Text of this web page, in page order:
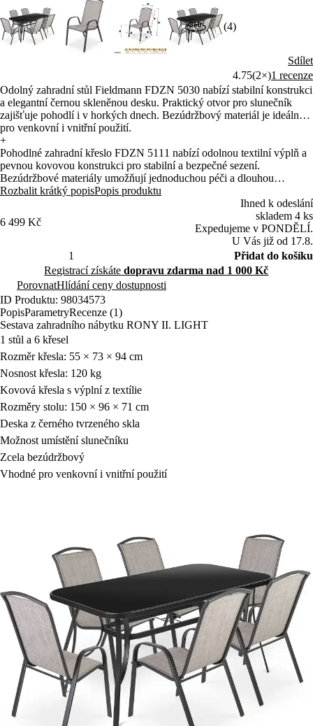
(4)
Sdílet
4.75(2×)1 recenze
Odolný zahradní stůl Fieldmann FDZN 5030 nabízí stabilní konstrukci
a elegantní černou skleněnou desku. Praktický otvor pro slunečník
zajišťuje pohodlí i v horkých dnech. Bezúdržbový materiál je ideální
pro venkovní i vnitřní použití.
+
Pohodlné zahradní křeslo FDZN 5111 nabízí odolnou textilní výplň a
pevnou kovovou konstrukci pro stabilní a bezpečné sezení.
Bezúdržbové materiály umožňují jednoduchou péči a dlouhou
životnost při používání venku i uvnitř. Ergonomické opěradlo a
područky zajišťují vysoký komfort při stolování i relaxaci.
Rozbalit krátký popisPopis produktu
6 499 Kč
Ihned k odeslání
skladem 4 ks
Expedujeme v PONDĚLÍ.
U Vás již od 17.8.
Přidat do košíku
Registrací získátedopravu zdarma nad 1 000 Kč
PorovnatHlídání ceny dostupnosti
ID Produktu: 98034573
PopisParametryRecenze (1)
Sestava zahradního nábytku RONY II. LIGHT
1 stůl a 6 křesel
Rozměr křesla: 55 × 73 × 94 cm
Nosnost křesla: 120 kg
Kovová křesla s výplní z textílie
Rozměry stolu: 150 × 96 × 71 cm
Deska z černého tvrzeného skla
Možnost umístění slunečníku
Zcela bezúdržbový
Vhodné pro venkovní i vnitřní použití